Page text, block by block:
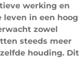
werking en
leven in een hoog
zowel
steeds meer
houding. Dit